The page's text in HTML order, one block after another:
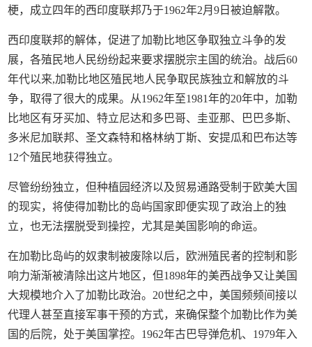
梗，成立四年的西印度联邦乃于1962年2月9日被迫解散。
西印度联邦的解体，促进了加勒比地区争取独立斗争的发
展，各殖民地人民纷纷起来要求摆脱宗主国的统治。战后60
年代以来,加勒比地区殖民地人民争取民族独立和解放的斗
争，取得了很大的成果。从1962年至1981年的20年中，加勒
比地区有牙买加、特立尼达和多巴哥、圭亚那、巴巴多斯、
多米尼加联邦、圣文森特和格林纳丁斯、安提瓜和巴布达等
12个殖民地获得独立。
尽管纷纷独立，但种植园经济以及贸易通路受制于欧美大国
的现实，将使得加勒比的岛屿国家即便实现了政治上的独
立，也无法摆脱受到操控，尤其是美国影响的命运。
在加勒比岛屿的奴隶制被废除以后，欧洲殖民者的控制和影
响力渐渐被清除出这片地区，但1898年的美西战争又让美国
大规模地介入了加勒比政治。20世纪之中，美国频频间接以
代理人甚至直接军事干预的方式，来确保整个加勒比作为美
国的后院，处于美国掌控。1962年古巴导弹危机、1979年入